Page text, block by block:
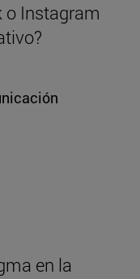
o Instagram
en la